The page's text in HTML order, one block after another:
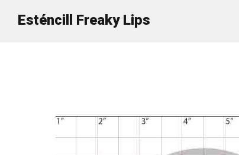
Esténcill Freaky Lips